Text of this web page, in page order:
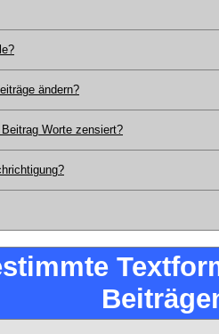
ändern?
Worte zensiert?